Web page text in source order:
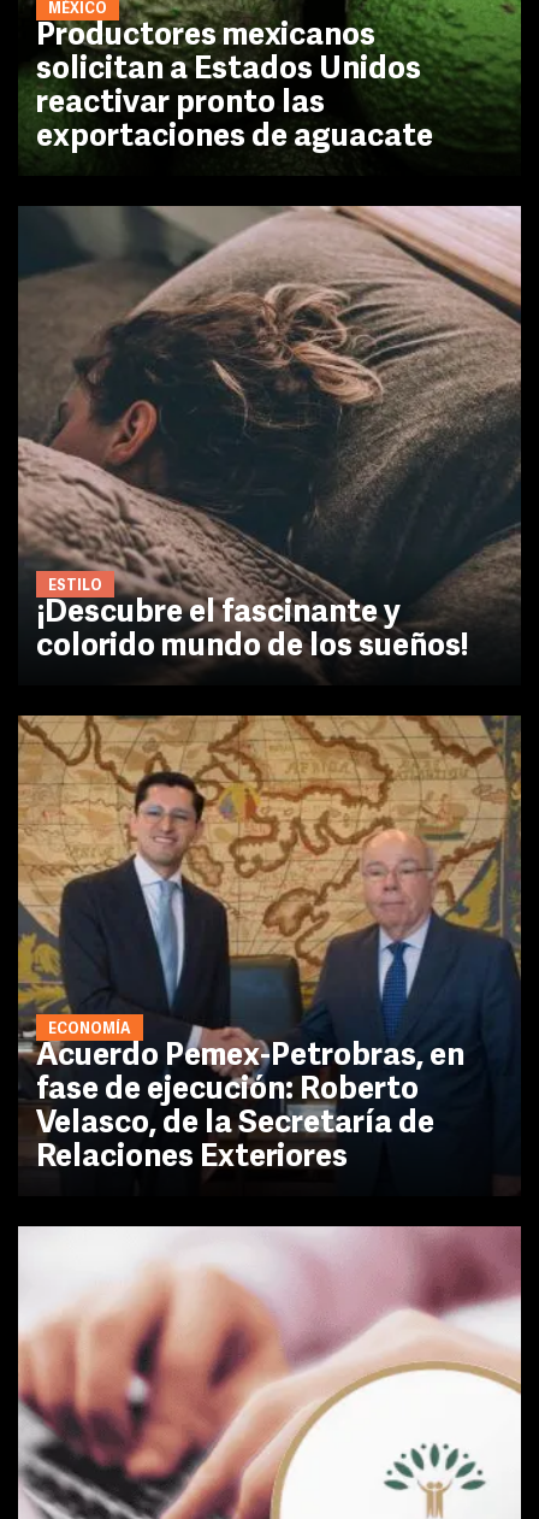
MÉXICO
Productores mexicanos
solicitan a Estados Unidos
reactivar pronto las
exportaciones de aguacate
ESTILO
¡Descubre el fascinante y
colorido mundo de los sueños!
ECONOMÍA
Acuerdo Pemex-Petrobras, en
fase de ejecución: Roberto
Velasco, de la Secretaría de
Relaciones Exteriores